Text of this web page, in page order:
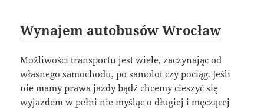
Wynajem autobusów Wrocław
Możliwości transportu jest wiele, zaczynając od
własnego samochodu, po samolot czy pociąg. Jeśli
nie mamy prawa jazdy bądź chcemy cieszyć się
wyjazdem w pełni nie myśląc o długiej i męczącej